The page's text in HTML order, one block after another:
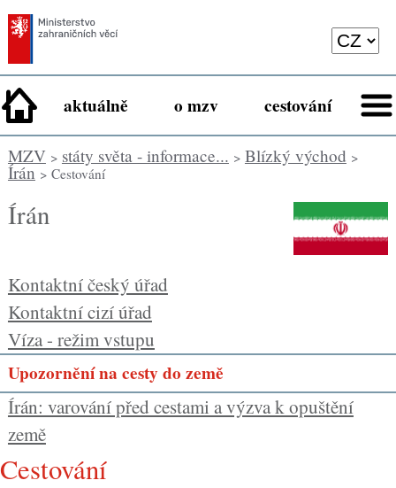
aktuálně o mzv cestování
MZV> státy světa - informace... > Blízký východ >
Írán > Cestování
Írán
Kontaktní český úřad
Kontaktní cizí úřad
Víza - režim vstupu
Upozornění na cesty do země
Írán: varování před cestami a výzva k opuštění
země
cestování